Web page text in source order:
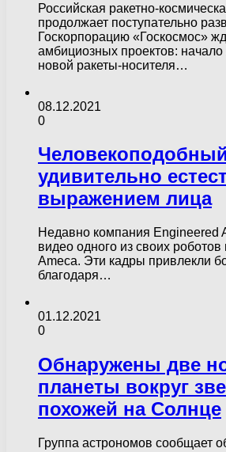
Российская ракетно-
продолжает поступательно
Госкорпорацию «Госкосмос»
амбициозных проектов:
новой ракеты-носителя…
08.12.2021
0
удивительно
выражением лица
Недавно компания Engineered
видео одного из своих
Ameca. Эти кадры привлекли
благодаря…
01.12.2021
0
Обнаружены две
планеты вокруг
похожей на Солнце
Группа астрономов сообщает